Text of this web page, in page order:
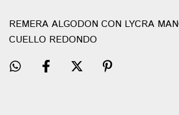
REMERA ALGODON CON LYCRA
CUELLO REDONDO